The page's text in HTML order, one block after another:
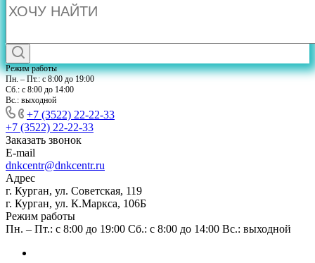
Режим работы
Пн. – Пт.: с 8:00 до 19:00
Сб.: с 8:00 до 14:00
Вс.: выходной
+7 (3522) 22-22-33
+7 (3522) 22-22-33
Заказать звонок
E-mail
dnkcentr@dnkcentr.ru
Адрес
г. Курган, ул. Советская, 119
г. Курган, ул. К.Маркса, 106Б
Режим работы
Пн. – Пт.: с 8:00 до 19:00 Сб.: с 8:00 до 14:00 Вс.: выходной